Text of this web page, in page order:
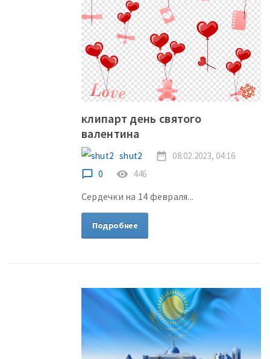
клипарт день святого
валентина
shut2 date_range 08.02.2023, 04:16
chat_bubble_outline 0 remove_red_eye 446
Сердечки на 14 февраля...
Подробнее